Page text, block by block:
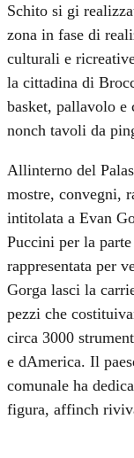
Schito si gi
zona in fase di
culturali e
la cittadina di
basket, pallavolo e
nonch tavoli da
Allinterno del
mostre, convegni,
intitolata a Evan
Puccini per la
rappresentata per
Gorga lasci la
pezzi che
circa 3000
e dAmerica. Il
comunale ha
figura, affinch